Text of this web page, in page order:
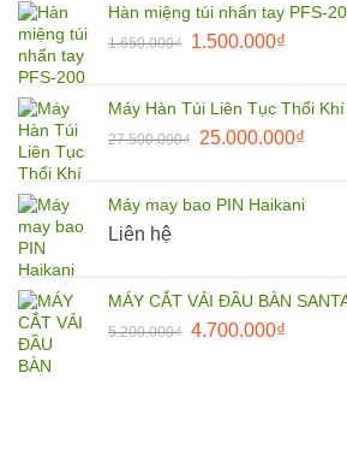
95.000.000₫.là:
Hàn miệng túi nhấn tay PFS-
1.650.000₫
Giá
1.650.000₫.
1.500.000₫Giá
là:
Máy Hàn Túi Liên Tục Thổi
27.500.000₫
Giá
27.500.000₫.
25.000.000₫Giá
là:
Máy may bao PIN Haikani
Liên hệ
MÁY CẮT VẢI ĐẦU BÀN
5.200.000₫ Giá
4.700.000₫Giá